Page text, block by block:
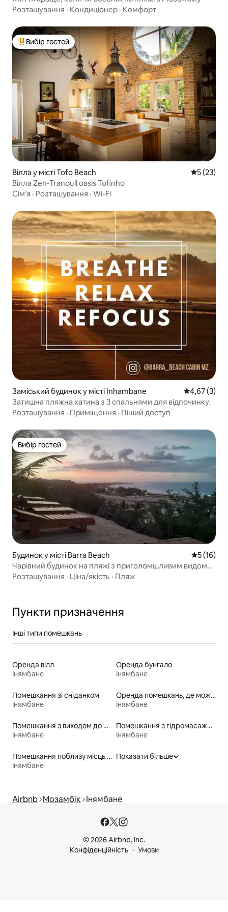
Розташування · Кондиціонер · Комфорт
Топ вибір гостей
Вибір гостей
Вілла у місті Tofo Beach Середня
5 (23)
Вілла Zen-Tranquil oasis Tofinho
Сім’я · Розташування · Wi-Fi
Заміський будинок у місті Inhambane Середня
4,67 (3)
Затишна пляжна хатина з 3 спальнями для відпочинку.
Розташування · Приміщення · Піший доступ
Вибір гостей
Вибір гостей
Будинок у місті Barra Beach Середня
5 (16)
Чарівний будинок на пляжі з приголомшливим видом
на море (4x4)
Розташування · Ціна/якість · Пляж
Пункти призначення
Інші типи помешкань
Оренда вілл
Інямбане
Оренда бунгало
Інямбане
Помешкання зі сніданком
Інямбане
Оренда помешкань, де можна перебувати з домашніми тваринами
Інямбане
Помешкання з виходом до озера
Інямбане
Помешкання з гідромасажною ванною
Інямбане
Помешкання поблизу місць для катання на байдарках
Інямбане
Показати більше
Airbnb Мозамбік Інямбане
© 2026 Airbnb, Inc.
Конфіденційність
Умови